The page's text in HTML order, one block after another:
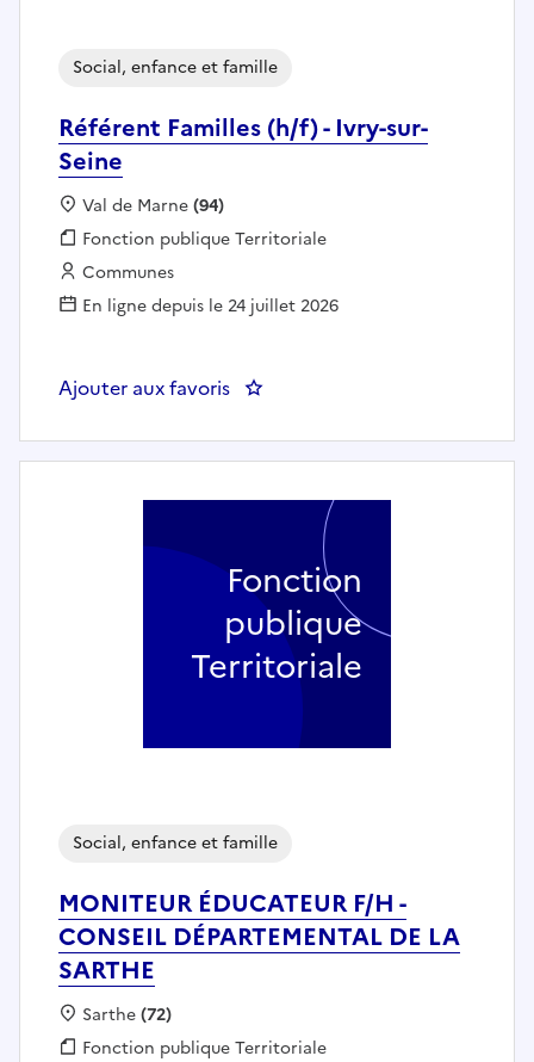
Référent Familles (h/f) - Ivry-sur-
Seine
Social, enfance et famille
Localisation :
Val de Marne(94)
Fonction publique :
Fonction publique Territoriale
Employeur :
Communes
En ligne depuis le 24 juillet 2026
Ajouter aux favoris : Référent Familles (h/f) - Ivry-
MONITEUR ÉDUCATEUR F/H -
CONSEIL DÉPARTEMENTAL DE LA
SARTHE
Social, enfance et famille
Localisation :
Sarthe(72)
Fonction publique :
Fonction publique Territoriale
Fonction
publique
Territoriale